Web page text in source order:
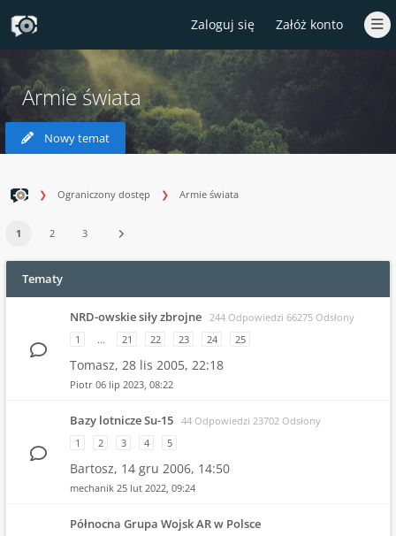
Zaloguj się Załóż konto
Armie świata
Nowy temat
Ograniczony dostęp Armie świata
1 2 3
Tematy
NRD-owskie siły zbrojne 244 Odpowiedzi 66275 Odsłony
1
… 21 22 23 24 25
Tomasz, 28 lis 2005, 22:18
Piotr 06 lip 2023, 08:22
Bazy lotnicze Su-15 44 Odpowiedzi 23702 Odsłony
1
2 3 4 5
Bartosz, 14 gru 2006, 14:50
mechanik 25 lut 2022, 09:24
Północna Grupa Wojsk AR w Polsce